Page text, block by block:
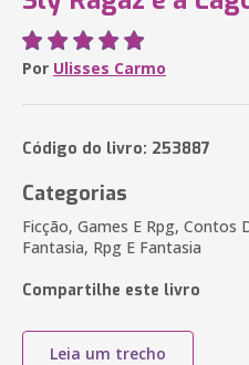
Por Ulisses Carmo
Código do livro: 253887
Categorias
Ficção, Games E Rpg, Contos
Fantasia, Rpg E Fantasia
Compartilhe este livro
Leia um trecho